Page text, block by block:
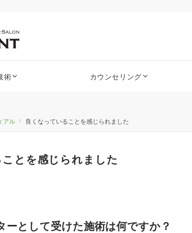
術 カウンセリング
アル 良くなっていることを感じられました
とを感じられました
ーとして受けた施術は何ですか？